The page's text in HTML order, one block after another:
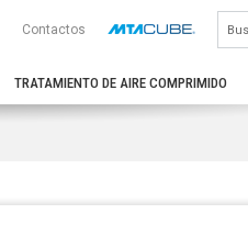
TRATAMIENTO DE AIRE COMPRIMIDO
Contactos